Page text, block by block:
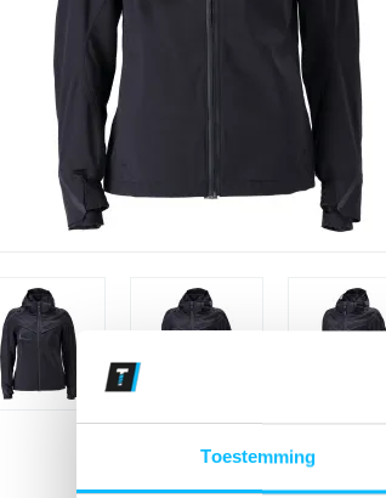
Toestemming